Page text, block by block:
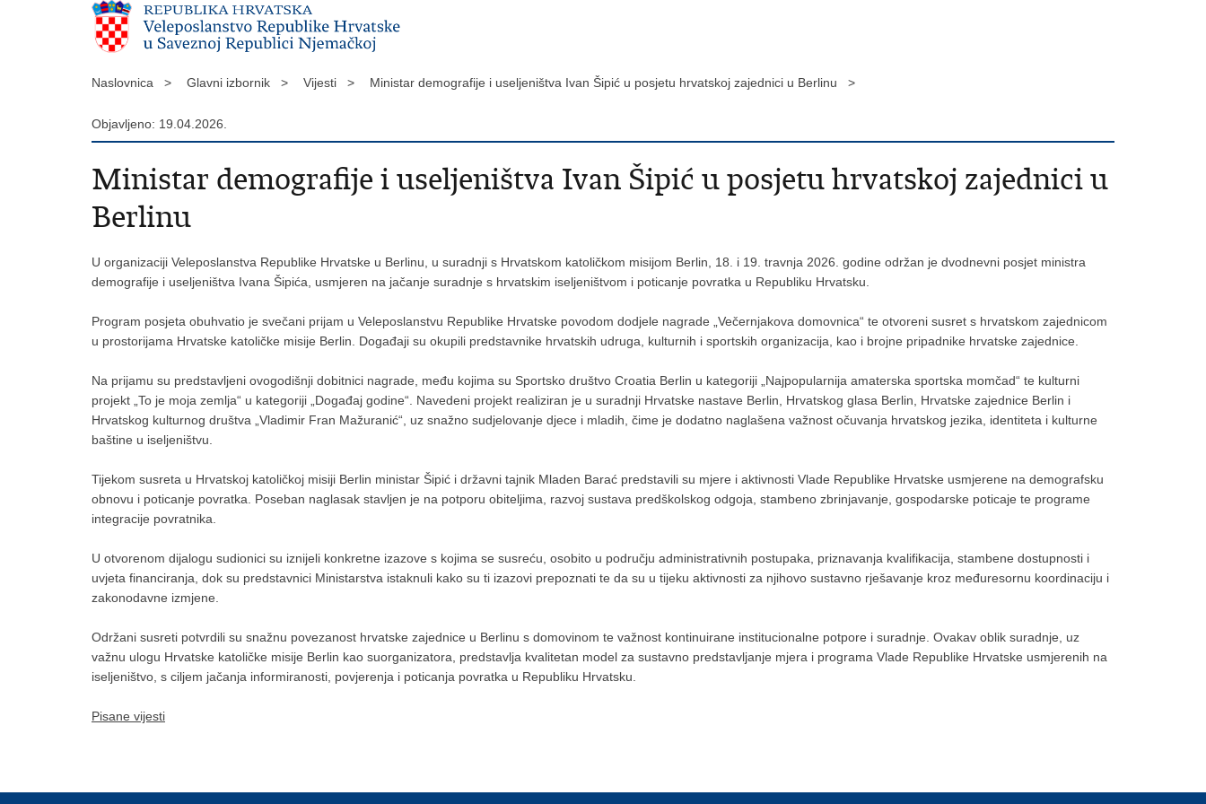
Naslovnica > Glavni izbornik > Vijesti > Ministar demografije i useljeništva Ivan Šipić u posjetu hrvatskoj zajednici u Berlinu >
Objavljeno: 19.04.2026.
Ministar demografije i useljeništva Ivan Šipić u posjetu hrvatskoj zajednici u
Berlinu
U organizaciji Veleposlanstva Republike Hrvatske u Berlinu, u suradnji s Hrvatskom katoličkom misijom Berlin, 18. i 19. travnja 2026. godine održan je dvodnevni posjet ministra
demografije i useljeništva Ivana Šipića, usmjeren na jačanje suradnje s hrvatskim iseljeništvom i poticanje povratka u Republiku Hrvatsku.
Program posjeta obuhvatio je svečani prijam u Veleposlanstvu Republike Hrvatske povodom dodjele nagrade „Večernjakova domovnica“ te otvoreni susret s hrvatskom zajednicom
u prostorijama Hrvatske katoličke misije Berlin. Događaji su okupili predstavnike hrvatskih udruga, kulturnih i sportskih organizacija, kao i brojne pripadnike hrvatske zajednice.
Na prijamu su predstavljeni ovogodišnji dobitnici nagrade, među kojima su Sportsko društvo Croatia Berlin u kategoriji „Najpopularnija amaterska sportska momčad“ te kulturni
projekt „To je moja zemlja“ u kategoriji „Događaj godine“. Navedeni projekt realiziran je u suradnji Hrvatske nastave Berlin, Hrvatskog glasa Berlin, Hrvatske zajednice Berlin i
Hrvatskog kulturnog društva „Vladimir Fran Mažuranić“, uz snažno sudjelovanje djece i mladih, čime je dodatno naglašena važnost očuvanja hrvatskog jezika, identiteta i kulturne
baštine u iseljeništvu.
Tijekom susreta u Hrvatskoj katoličkoj misiji Berlin ministar Šipić i državni tajnik Mladen Barać predstavili su mjere i aktivnosti Vlade Republike Hrvatske usmjerene na demografsku
obnovu i poticanje povratka. Poseban naglasak stavljen je na potporu obiteljima, razvoj sustava predškolskog odgoja, stambeno zbrinjavanje, gospodarske poticaje te programe
integracije povratnika.
U otvorenom dijalogu sudionici su iznijeli konkretne izazove s kojima se susreću, osobito u području administrativnih postupaka, priznavanja kvalifikacija, stambene dostupnosti i
uvjeta financiranja, dok su predstavnici Ministarstva istaknuli kako su ti izazovi prepoznati te da su u tijeku aktivnosti za njihovo sustavno rješavanje kroz međuresornu koordinaciju i
zakonodavne izmjene.
Održani susreti potvrdili su snažnu povezanost hrvatske zajednice u Berlinu s domovinom te važnost kontinuirane institucionalne potpore i suradnje. Ovakav oblik suradnje, uz
važnu ulogu Hrvatske katoličke misije Berlin kao suorganizatora, predstavlja kvalitetan model za sustavno predstavljanje mjera i programa Vlade Republike Hrvatske usmjerenih na
iseljeništvo, s ciljem jačanja informiranosti, povjerenja i poticanja povratka u Republiku Hrvatsku.
Pisane vijesti